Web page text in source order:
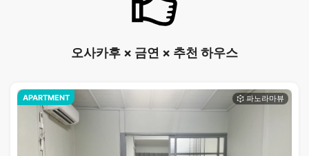
오사카후 × 금연 × 추천 하우스
APARTMENT